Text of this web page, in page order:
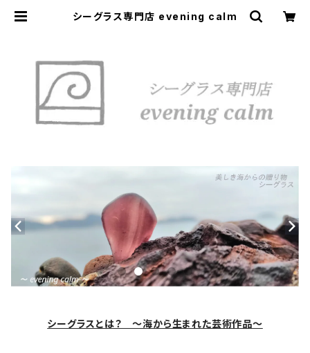
シーグラス専門店 evening calm
シーグラスとは？ ～海から生まれた芸術作品～